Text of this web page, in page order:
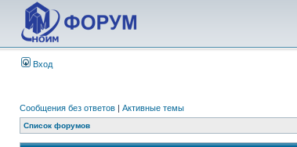
Вход
Сообщения без ответов | Активные темы
Список форумов